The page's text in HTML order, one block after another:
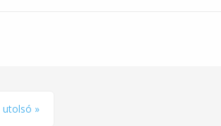
utolsó »